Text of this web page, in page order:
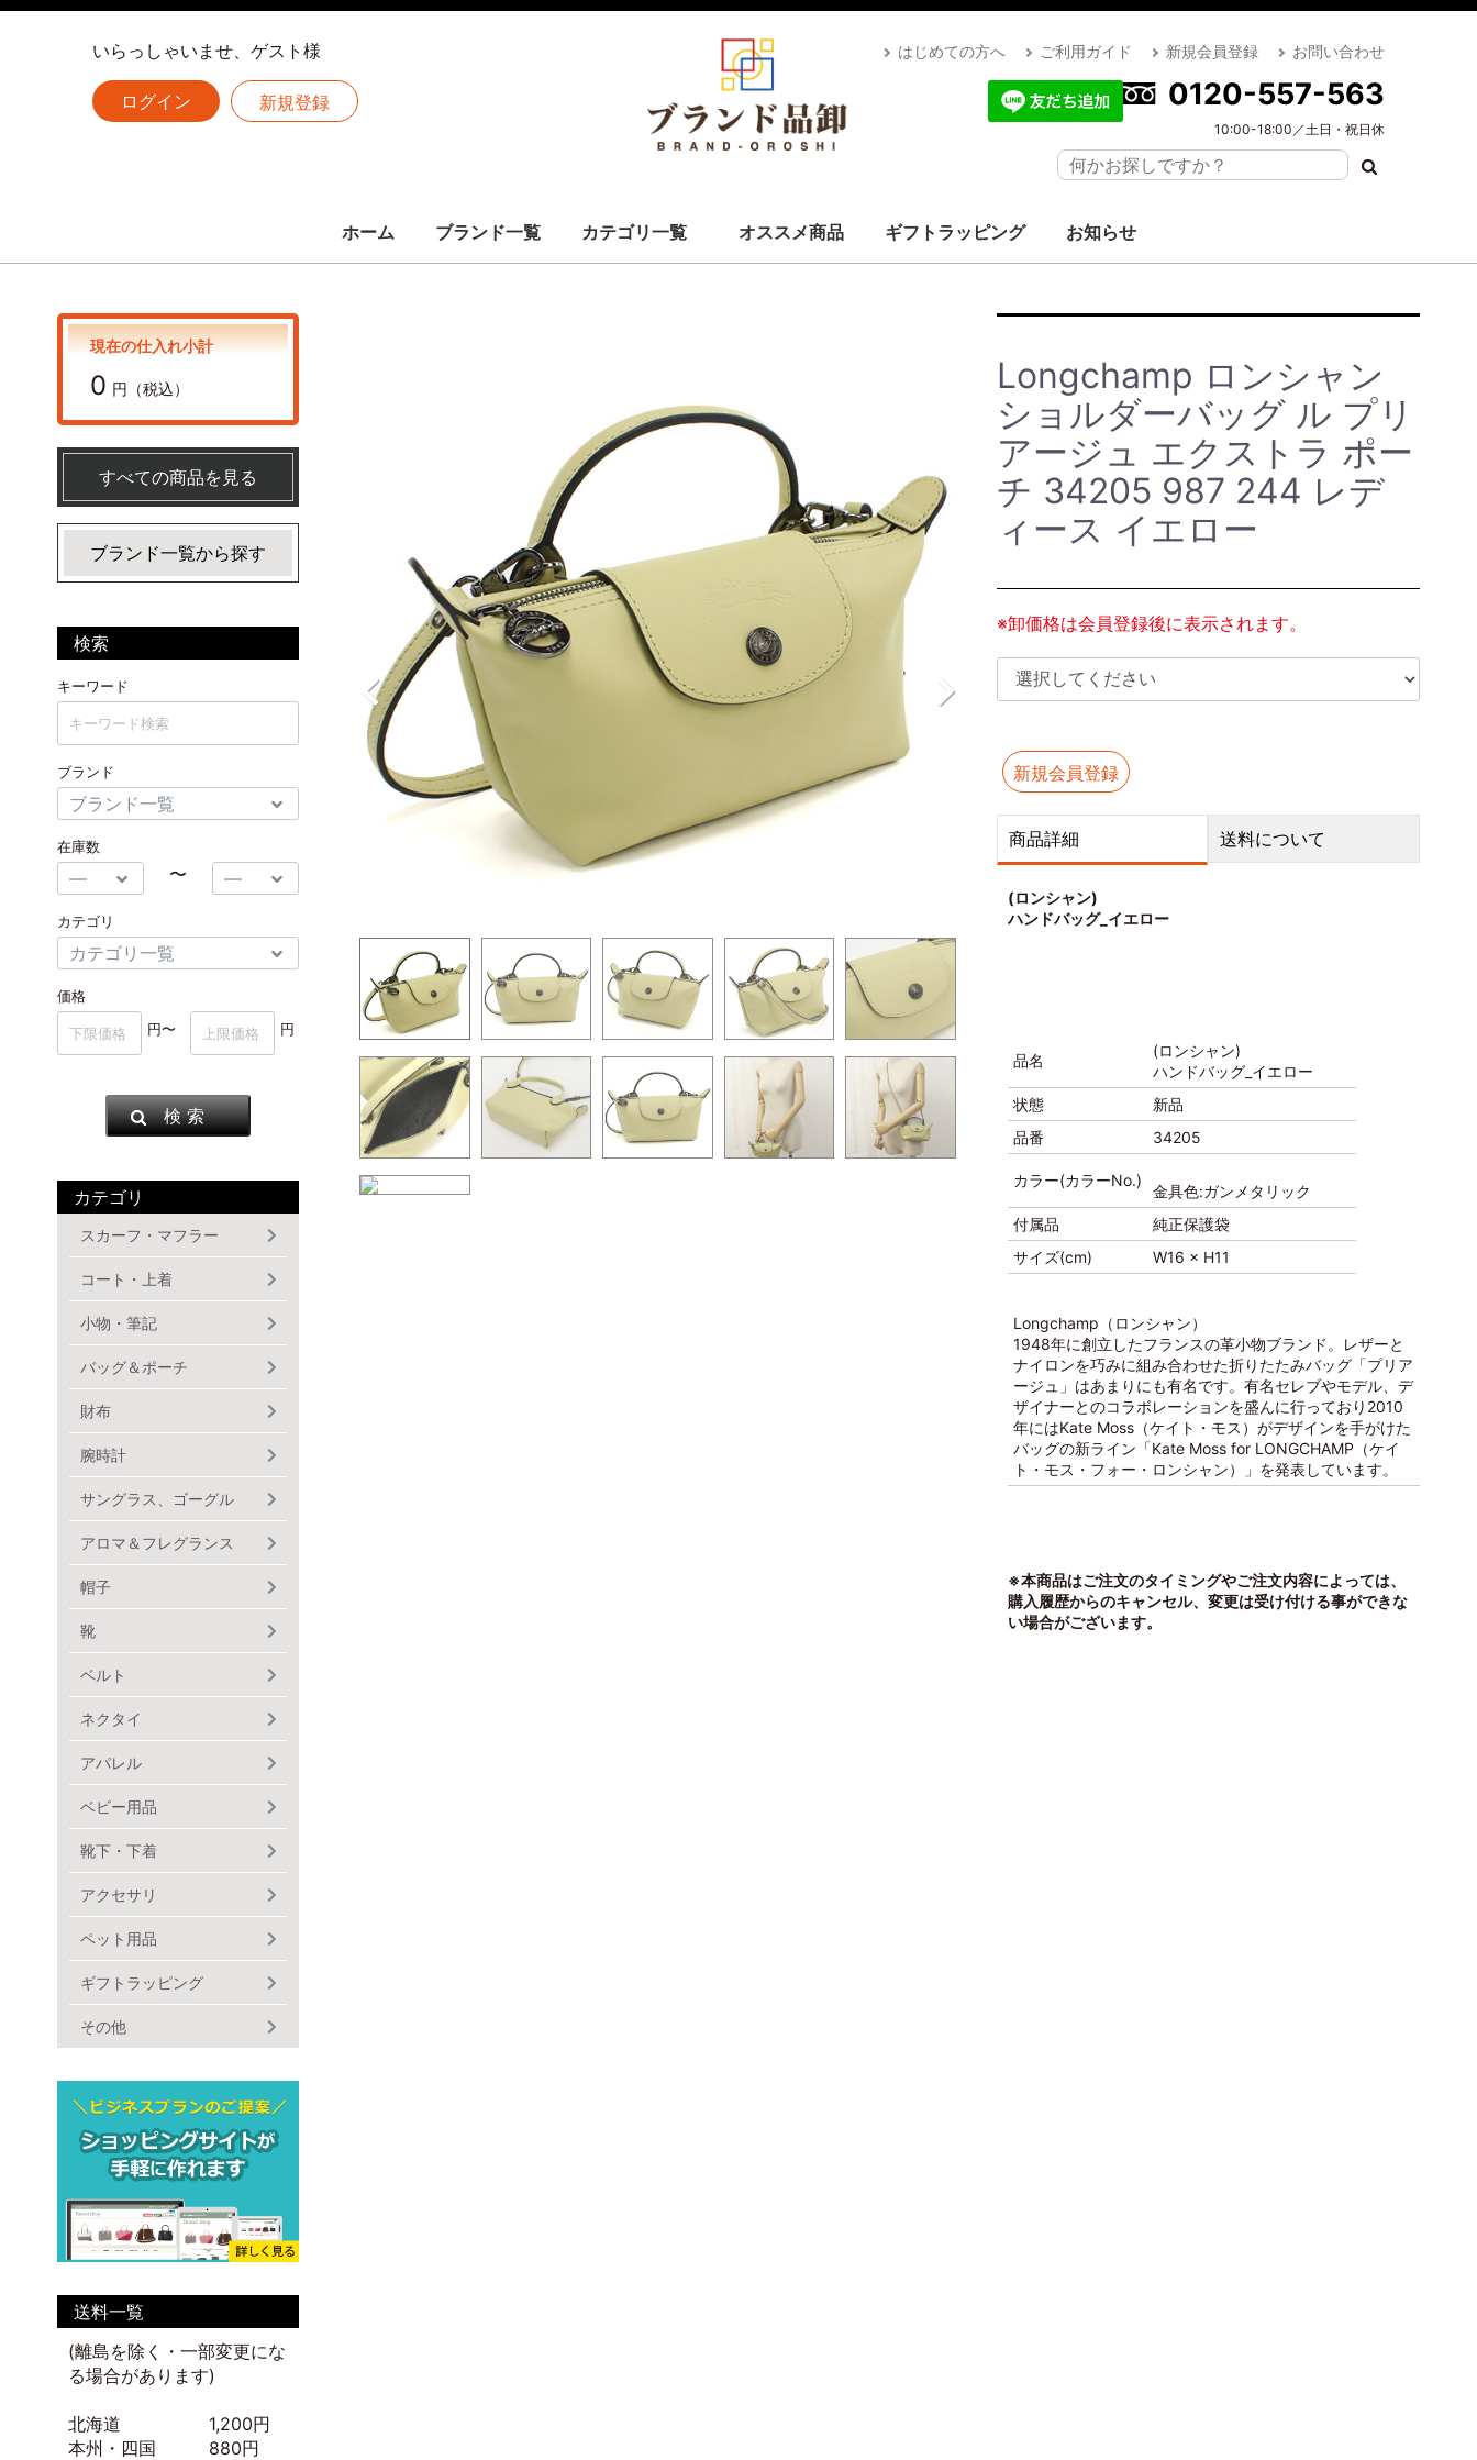
いらっしゃいませ、ゲスト様
ログイン 新規登録
はじめての方へ ご利用ガイド 新規会員登録 お問い合わせ
0120-557-563
10:00-18:00／土日・祝日休
ホーム ブランド一覧 カテゴリ一覧
スカーフ・マフラー
コート・上着
小物・筆記
バッグ＆ポーチ
財布
腕時計
サングラス、ゴーグル
アロマ＆フレグランス
帽子
靴
ベルト
ネクタイ
アパレル
ベビー用品
靴下・下着
アクセサリ
ペット用品
ギフトラッピング
その他
ALEXANDRE DE PARIS
BRIEFING FONDATION LOUIS VUITTON
CANADA GOOSE
UGG
Stefano Corsini
CAPE HORN
ZANELLATO
IL BISONTE
Vivienne Westwood
GIANNI CHIARINI
CARBOTTI
THENORTHFACE
Advisor
Kahler
Arabia
PATOU
Mackage
Satellite
Carhartt
Banyan's Visa Bay
CUTTER&BUCK
MARKET
PHARMACY
MC2 SAINT
GIORGIO ARMANI
STONEISLAND
YUZEFI
J&M DAVIDSON
Vivienne Westwood
14BROS
STAMERRA
SEE BY CHLOE
PENDLETON
OPENING CEREMONY
MSGM
LACOSTE
Kiton
KAPPA GOLF
HYDROGEN
本間ゴルフ
GOLDEN GOOSE
FRED PERRY
EA7
DROLE DE MONSIEUR
CULTI
Conklin
BUNNIES BY THE BAY
BRUNELLO CUCINELLI
Brioni
BROOKLYN HAT
AVentiQuattrore
ARMANI EXCHANGEADIDAS BY STELLA MCCARTNEY
APEDE MOD
VALEXTRA
MM6
MAISON KITSUNE
ISABEL MARANT
Sara Burglar
Zeus+Dione
Alexander McQueen
MaxMara
Maison Margiela
NIKE
ROLEX
AMI PARIS
JIL SANDER
TOD's
OFF-WHITE
Chloé
MARNI
STELLA MCCARTNEY
CELINE
Karl Lagerfeld
MOOSE KNUCKLES
CANADA GOOSE COMME des GARÇONS
BALMAIN
KENZO
TOM FORD
LOEWE
USED
Dr.Martens
GREGORY
TOMMY HILFIGER
CHARLES JOURDAN
MISSONI
VERSACE
LANVAN
Lunaria Cashmere
WOOLRICH
Côte&Ciel
MONTECORE
MONCLER
MARIMEKKO
DIOR
MIUMIU
Ray-Ban
POLICE
LAVENHAM
VALENTINO
IL BISONTE
HUGO BOSS
TATRAS
Le Sport sac
GOYARD
GIVENCHY
FRANKIE MORELLO
BORGIOLI
GHERARDINI
MARC JACOBS
OUTLET
TORY BURCH
DUVETICA
GLENROYAL
BVLGARI
BURBERRY
BERLUTI
BOTTEGA VENETA
BALENCIAGA
RALPH LAUREN
PRIMA CLASSE
PRADA
Paul Smith
MICHAEL KORS
LONGCHAMP
JIMMY CHOO
JACK SPADE
Jacques Britt
GUCCI
FURLA
FERRAGAMO
FENDI
FELISI
DUNHILL
DOLCE&GABBANA D&G
DIESEL
Di Giorgio
COACH
Christian Louboutin
CALVIN KLEIN
BALLY
CADINI
FEILER
BARK
MCM
Saint Laurent
Orobianco
EMPORIO ARMANI
HERMES
CHANEL
LOUIS VUITTON
オススメ商品 ギフトラッピング お知らせ
現在の仕入れ小計
0 円（税込）
すべての商品を見る
ブランド一覧から探す
検索
キーワード
ブランド
在庫数
〜
カテゴリ
価格
円〜
円
検 索
カテゴリ
スカーフ・マフラー
コート・上着
小物・筆記
バッグ＆ポーチ
財布
腕時計
サングラス、ゴーグル
アロマ＆フレグランス
帽子
靴
ベルト
ネクタイ
アパレル
ベビー用品
靴下・下着
アクセサリ
ペット用品
ギフトラッピング
その他
送料一覧
(離島を除く・一部変更にな
る場合があります)
北海道 1,200円
本州・四国 880円
Longchamp ロンシャン
ショルダーバッグ ル プリ
アージュ エクストラ ポー
チ 34205 987 244 レデ
ィース イエロー
※卸価格は会員登録後に表示されます。
新規会員登録
商品詳細 送料について
(ロンシャン)
ハンドバッグ_イエロー
品名
(ロンシャン)
ハンドバッグ_イエロー
状態
新品
品番
34205
カラー(カラーNo.)
金具色:ガンメタリック
付属品
純正保護袋
サイズ(cm)
W16 × H11
Longchamp（ロンシャン）
1948年に創立したフランスの革小物ブランド。レザーと
ナイロンを巧みに組み合わせた折りたたみバッグ「プリア
ージュ」はあまりにも有名です。有名セレブやモデル、デ
ザイナーとのコラボレーションを盛んに行っており2010
年にはKate Moss（ケイト・モス）がデザインを手がけた
バッグの新ライン「Kate Moss for LONGCHAMP（ケイ
ト・モス・フォー・ロンシャン）」を発表しています。
※本商品はご注文のタイミングやご注文内容によっては、
購入履歴からのキャンセル、変更は受け付ける事ができな
い場合がございます。